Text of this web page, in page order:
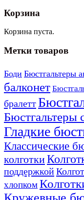
Корзина
Корзина пуста.
Метки товаров
Боди Бюстгальтеры
балконет
бралетт
Бюстгальтеры
Гладкие
Классические
колготки
поддержкой
хлопком